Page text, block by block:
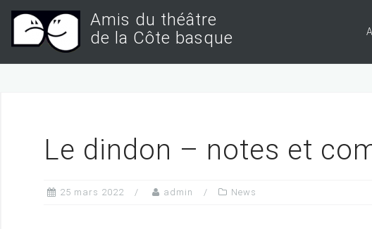
Amis du théâtre
de la Côte basque
Le dindon – notes et
25 mars 2022 admin News